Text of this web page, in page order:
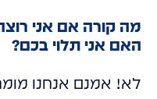
מה קורה אם אני
האם אני תלוי בכם?
לא! אמנם אנחנו